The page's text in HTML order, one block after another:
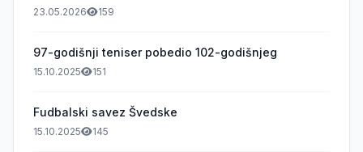
23.05.2026 159
97-godišnji teniser pobedio 102-godišnjeg
15.10.2025 151
Fudbalski savez Švedske
15.10.2025 145